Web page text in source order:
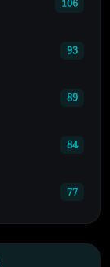
106
93
89
84
77